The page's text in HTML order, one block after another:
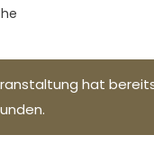
hat